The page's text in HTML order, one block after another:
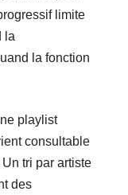
limite
la
la fonction
playlist
consultable
tri par artiste
des